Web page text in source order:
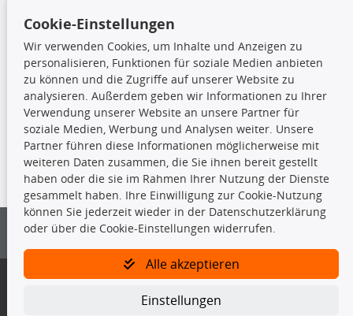
Stoßdämpfer
TecDoc Inside
Die hier angezeigten Daten insbesondere die gesamte Datenbank dürfen
nicht kopiert werden.
Es ist zu unterlassen, die Daten oder die gesamte Datenbank ohne
vorherige Zustimmung von TecDoc zu vervielfältigen, zu verbreiten
und/oder diese Handlungen durch Dritte ausführen zu lassen. Ein
Bitte prüfen Sie, ob das über unseren Onlineshop identifizierte Ersatzteil
Gegebenenfalls sind ergänzende Informationen notwendig, um
Cookie-Einstellungen
Wir verwenden Cookies, um Inhalte und Anzeigen zu
personalisieren, Funktionen für soziale Medien anbieten
zu können und die Zugriffe auf unserer Website zu
analysieren. Außerdem geben wir Informationen zu Ihrer
Verwendung unserer Website an unsere Partner für
soziale Medien, Werbung und Analysen weiter. Unsere
Partner führen diese Informationen möglicherweise mit
weiteren Daten zusammen, die Sie ihnen bereit gestellt
haben oder die sie im Rahmen Ihrer Nutzung der Dienste
gesammelt haben. Ihre Einwilligung zur Cookie-Nutzung
können Sie jederzeit wieder in der Datenschutzerklärung
oder über die Cookie-Einstellungen widerrufen.
Alle akzeptieren
Einstellungen